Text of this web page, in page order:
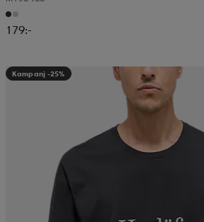
179:-
Kampanj -25%